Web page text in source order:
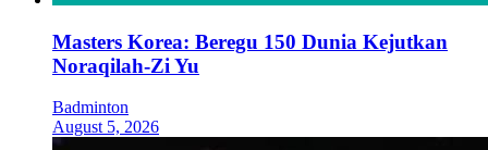
Masters Korea: Beregu 150 Dunia Kejutkan
Noraqilah-Zi Yu
Badminton
August 5, 2026